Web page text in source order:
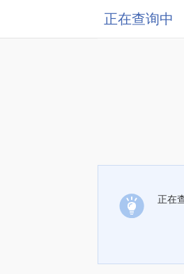
正在查询中
正在